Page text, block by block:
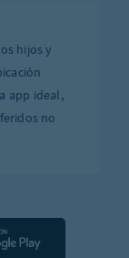
hijos y
app ideal,
no